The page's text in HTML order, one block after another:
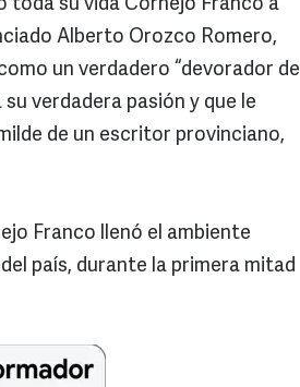
toda su vida Cornejo Franco a
Alberto Orozco Romero,
un verdadero “devorador de
verdadera pasión y que le
de un escritor provinciano,
Franco llenó el ambiente
país, durante la primera mitad